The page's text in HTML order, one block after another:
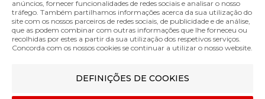
anúncios, fornecer funcionalidades de redes sociais e analisar o nosso
tráfego. Também partilhamos informações acerca da sua utilização do
site com os nossos parceiros de redes sociais, de publicidade e de análise,
que as podem combinar com outras informações que lhe forneceu ou
recolhidas por estes a partir da sua utilização dos respetivos serviços.
Concorda com os nossos cookies se continuar a utilizar o nosso website.
DEFINIÇÕES DE COOKIES